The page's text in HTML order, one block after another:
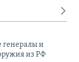
и
из РФ